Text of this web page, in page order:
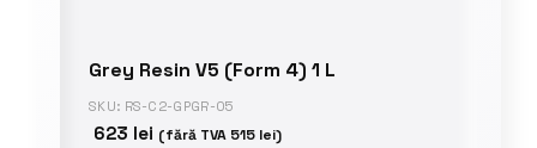
Grey Resin V5 (Form 4) 1 L
SKU: RS-C2-GPGR-05
623 lei (fără TVA 515 lei)